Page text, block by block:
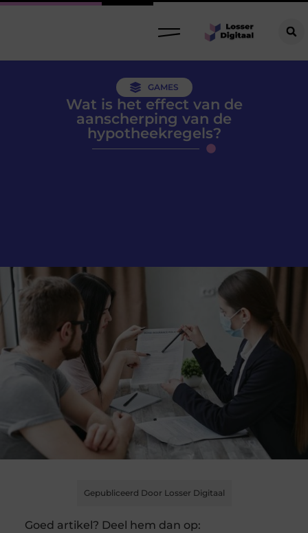
GAMES
Wat is het effect van de
aanscherping van de
hypotheekregels?
Gepubliceerd Door Losser Digitaal
Goed artikel? Deel hem dan op: